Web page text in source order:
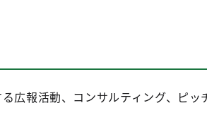
広報活動、コンサルティング、ピ